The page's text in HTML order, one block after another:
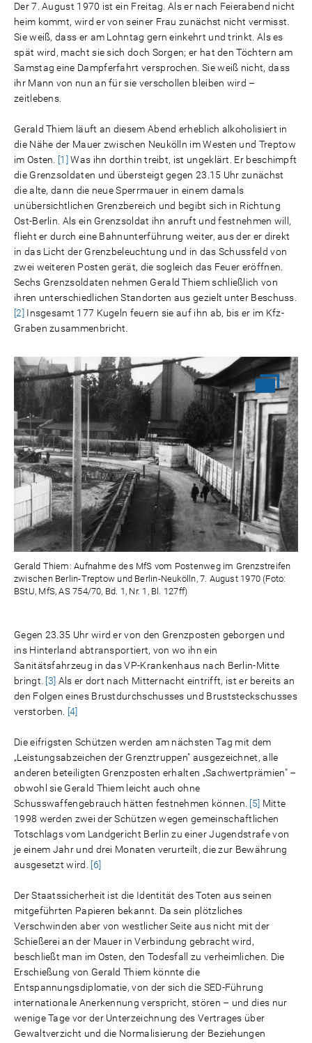
Der 7. August 1970 ist ein Freitag. Als er nach Feierabend nicht
heim kommt, wird er von seiner Frau zunächst nicht vermisst.
Sie weiß, dass er am Lohntag gern einkehrt und trinkt. Als es
spät wird, macht sie sich doch Sorgen; er hat den Töchtern am
Samstag eine Dampferfahrt versprochen. Sie weiß nicht, dass
ihr Mann von nun an für sie verschollen bleiben wird –
zeitlebens.
Gerald Thiem läuft an diesem Abend erheblich alkoholisiert in
die Nähe der Mauer zwischen Neukölln im Westen und Treptow
im Osten. [1]Was ihn dorthin treibt, ist ungeklärt. Er beschimpft
die Grenzsoldaten und übersteigt gegen 23.15 Uhr zunächst
die alte, dann die neue Sperrmauer in einem damals
unübersichtlichen Grenzbereich und begibt sich in Richtung
Ost-Berlin. Als ein Grenzsoldat ihn anruft und festnehmen will,
flieht er durch eine Bahnunterführung weiter, aus der er direkt
in das Licht der Grenzbeleuchtung und in das Schussfeld von
zwei weiteren Posten gerät, die sogleich das Feuer eröffnen.
Sechs Grenzsoldaten nehmen Gerald Thiem schließlich von
ihren unterschiedlichen Standorten aus gezielt unter Beschuss.
[2]Insgesamt 177 Kugeln feuern sie auf ihn ab, bis er im Kfz-
Graben zusammenbricht.
Gerald Thiem: Aufnahme des MfS vom Postenweg im Grenzstreifen
zwischen Berlin-Treptow und Berlin-Neukölln, 7. August 1970 (Foto:
BStU, MfS, AS 754/70, Bd. 1, Nr. 1, Bl. 127ff)
Gegen 23.35 Uhr wird er von den Grenzposten geborgen und
ins Hinterland abtransportiert, von wo ihn ein
Sanitätsfahrzeug in das VP-Krankenhaus nach Berlin-Mitte
bringt. [3] Als er dort nach Mitternacht eintrifft, ist er bereits an
den Folgen eines Brustdurchschusses und Bruststeckschusses
verstorben. [4]
Die eifrigsten Schützen werden am nächsten Tag mit dem
„Leistungsabzeichen der Grenztruppen" ausgezeichnet, alle
anderen beteiligten Grenzposten erhalten „Sachwertprämien" –
obwohl sie Gerald Thiem leicht auch ohne
Schusswaffengebrauch hätten festnehmen können. [5] Mitte
1998 werden zwei der Schützen wegen gemeinschaftlichen
Totschlags vom Landgericht Berlin zu einer Jugendstrafe von
je einem Jahr und drei Monaten verurteilt, die zur Bewährung
ausgesetzt wird. [6]
Der Staatssicherheit ist die Identität des Toten aus seinen
mitgeführten Papieren bekannt. Da sein plötzliches
Verschwinden aber von westlicher Seite aus nicht mit der
Schießerei an der Mauer in Verbindung gebracht wird,
beschließt man im Osten, den Todesfall zu verheimlichen. Die
Erschießung von Gerald Thiem könnte die
Entspannungsdiplomatie, von der sich die SED-Führung
internationale Anerkennung verspricht, stören – und dies nur
wenige Tage vor der Unterzeichnung des Vertrages über
Gewaltverzicht und die Normalisierung der Beziehungen